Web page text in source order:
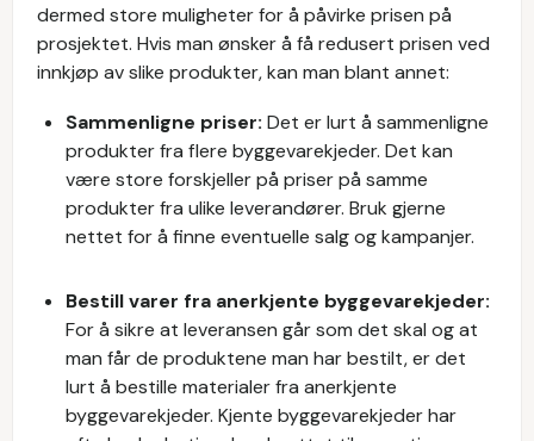
dermed store muligheter for å påvirke prisen på
prosjektet. Hvis man ønsker å få redusert prisen ved
innkjøp av slike produkter, kan man blant annet:
Sammenligne priser: Det er lurt å sammenligne
produkter fra flere byggevarekjeder. Det kan
være store forskjeller på priser på samme
produkter fra ulike leverandører. Bruk gjerne
nettet for å finne eventuelle salg og kampanjer.
Bestill varer fra anerkjente byggevarekjeder:
For å sikre at leveransen går som det skal og at
man får de produktene man har bestilt, er det
lurt å bestille materialer fra anerkjente
byggevarekjeder. Kjente byggevarekjeder har